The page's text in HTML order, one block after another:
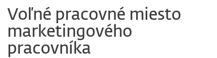
Voľné pracovné miesto
marketingového
pracovníka